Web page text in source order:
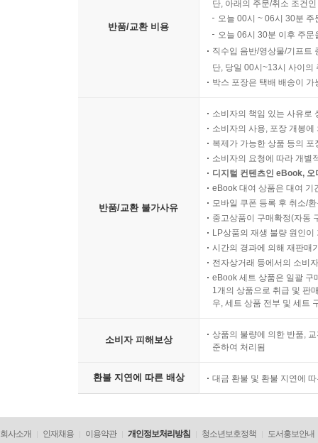
반품/교환 비용
단, 아래의 주문/취소 조건
오늘 00시 ~ 06시 30분
오늘 06시 30분 이후 주
직수입 음반/영상물/기프트
단, 당일 00시~13시 사이의
박스 포장은 택배 배송이
반품/교환 불가사유
소비자의 책임 있는 사유로
소비자의 사용, 포장 개봉
복제가 가능한 상품 등의
소비자의 요청에 따라 개별
디지털 컨텐츠인 eBook,
eBook 대여 상품은 대여 기
모바일 쿠폰 등록 후 취소/
중고상품이 구매확정(자동
LP상품의 재생 불량 원인
시간의 경과에 의해 재판매
전자상거래 등에서의 소비
eBook 세트 상품은 일괄 구
1개의 상품으로 취급 및 판
우, 세트 상품 전부 및 세트
소비자 피해보상
상품의 불량에 의한 반품,
준하여 처리됨
환불 지연에 따른 배상 대금 환불 및 환불 지연에
회사소개 인재채용 이용약관 개인정보처리방침 청소년보호정책 도서홍보안내